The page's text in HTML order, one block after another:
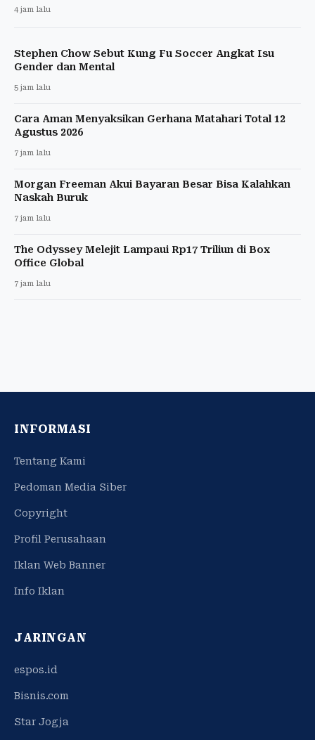
4 jam lalu
Stephen Chow Sebut Kung Fu Soccer Angkat Isu
Gender dan Mental
5 jam lalu
Cara Aman Menyaksikan Gerhana Matahari Total 12
Agustus 2026
7 jam lalu
Morgan Freeman Akui Bayaran Besar Bisa Kalahkan
Naskah Buruk
7 jam lalu
The Odyssey Melejit Lampaui Rp17 Triliun di Box
Office Global
7 jam lalu
INFORMASI
Tentang Kami
Pedoman Media Siber
Copyright
Profil Perusahaan
Iklan Web Banner
Info Iklan
JARINGAN
espos.id
Bisnis.com
Star Jogja